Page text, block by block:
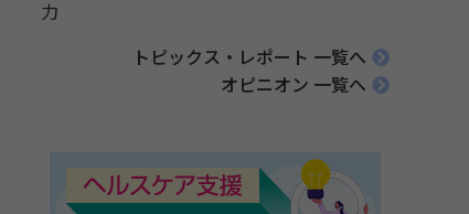
力
トピックス・レポート 一覧へ
オピニオン 一覧へ